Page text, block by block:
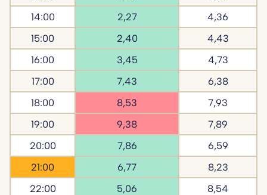
14:00
2,27
4,36
15:00
2,40
4,43
16:00
3,45
4,73
17:00
7,43
6,38
18:00
8,53
7,93
19:00
9,38
7,89
20:00
7,86
6,59
21:00
6,77
8,23
22:00
5,06
8,54